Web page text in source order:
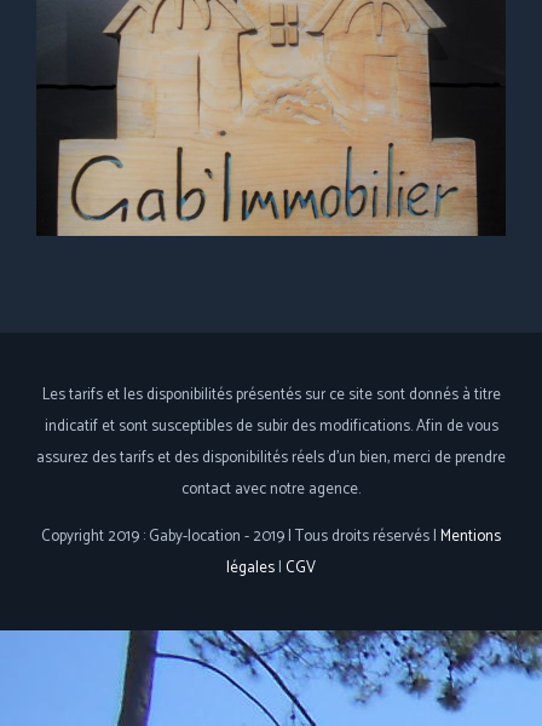
Les tarifs et les disponibilités présentés sur ce site sont donnés à titre
indicatif et sont susceptibles de subir des modifications. Afin de vous
assurez des tarifs et des disponibilités réels d'un bien, merci de prendre
contact avec notre agence.
Copyright 2019 : Gaby-location - 2019 | Tous droits réservés |Mentions
légales| CGV